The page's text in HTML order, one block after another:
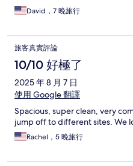
David，7 晚旅行
旅客真實評論
10/10 好極了
2025 年 8 月 7 日
使用 Google 翻譯
Spacious, super clean, very
jump off to different sites. We
Rachel，5 晚旅行